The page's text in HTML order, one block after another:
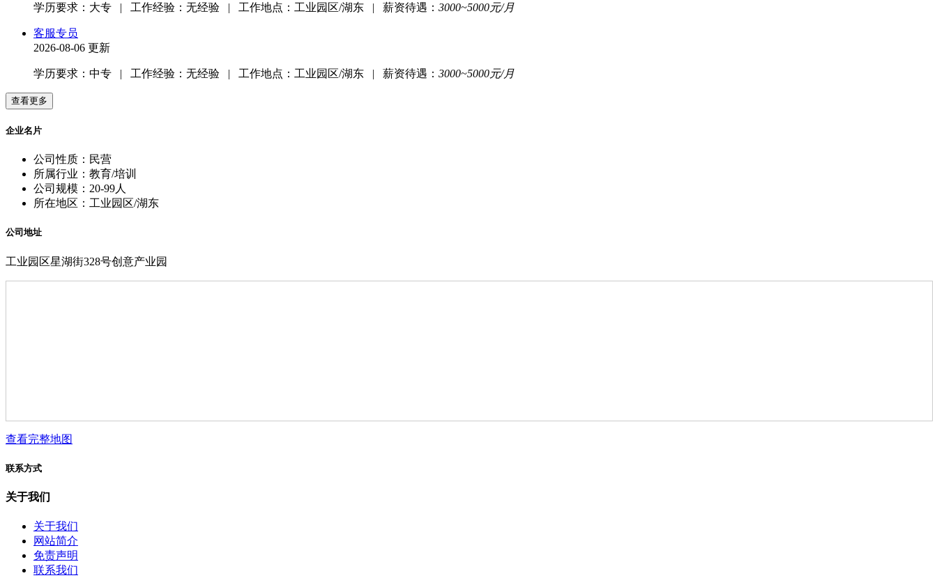
学历要求：大专 | 工作经验：无经验 | 工作地点：工业园区/湖东 | 薪资待遇： 3000~5000元/月
客服专员
2026-08-06 更新
学历要求：中专 | 工作经验：无经验 | 工作地点：工业园区/湖东 | 薪资待遇： 3000~5000元/月
企业名片
公司性质：民营
所属行业：教育/培训
公司规模：20-99人
所在地区：工业园区/湖东
公司地址
工业园区星湖街328号创意产业园
查看完整地图
联系方式
关于我们
关于我们
网站简介
免责声明
联系我们